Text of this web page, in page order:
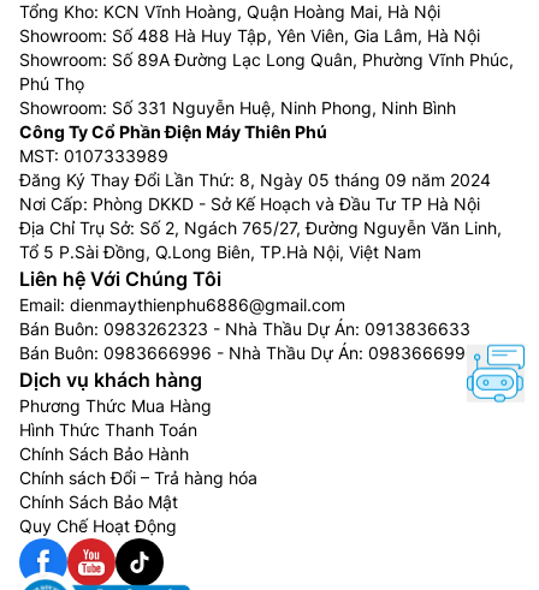
Tổng Kho: KCN Vĩnh Hoàng, Quận Hoàng Mai, Hà Nội
Showroom: Số 488 Hà Huy Tập, Yên Viên, Gia Lâm, Hà Nội
Showroom: Số 89A Đường Lạc Long Quân, Phường Vĩnh Phúc,
Phú Thọ
Showroom: Số 331 Nguyễn Huệ, Ninh Phong, Ninh Bình
Công Ty Cổ Phần Điện Máy Thiên Phú
MST: 0107333989
Đăng Ký Thay Đổi Lần Thứ: 8, Ngày 05 tháng 09 năm 2024
Nơi Cấp: Phòng DKKD - Sở Kế Hoạch và Đầu Tư TP Hà Nội
Địa Chỉ Trụ Sở: Số 2, Ngách 765/27, Đường Nguyễn Văn Linh,
Tổ 5 P.Sài Đồng, Q.Long Biên, TP.Hà Nội, Việt Nam
Liên hệ Với Chúng Tôi
Email: dienmaythienphu6886@gmail.com
Bán Buôn: 0983262323 - Nhà Thầu Dự Án: 0913836633
Bán Buôn: 0983666996 - Nhà Thầu Dự Án: 0983666996
Dịch vụ khách hàng
Phương Thức Mua Hàng
Hình Thức Thanh Toán
Chính Sách Bảo Hành
Chính sách Đổi – Trả hàng hóa
Chính Sách Bảo Mật
Quy Chế Hoạt Động